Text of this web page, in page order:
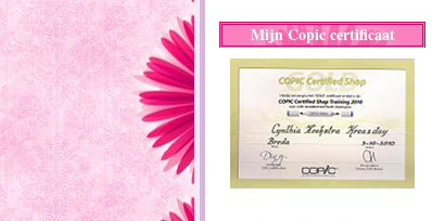
Mijn Copic certificaat